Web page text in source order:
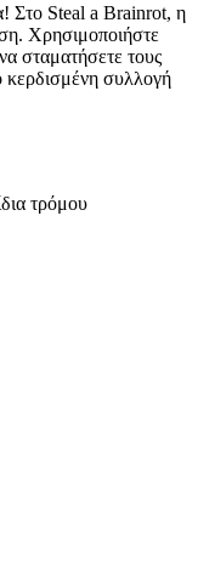
Στο Steal a Brainrot, η
Χρησιμοποιήστε
σταματήσετε τους
κερδισμένη συλλογή
τρόμου